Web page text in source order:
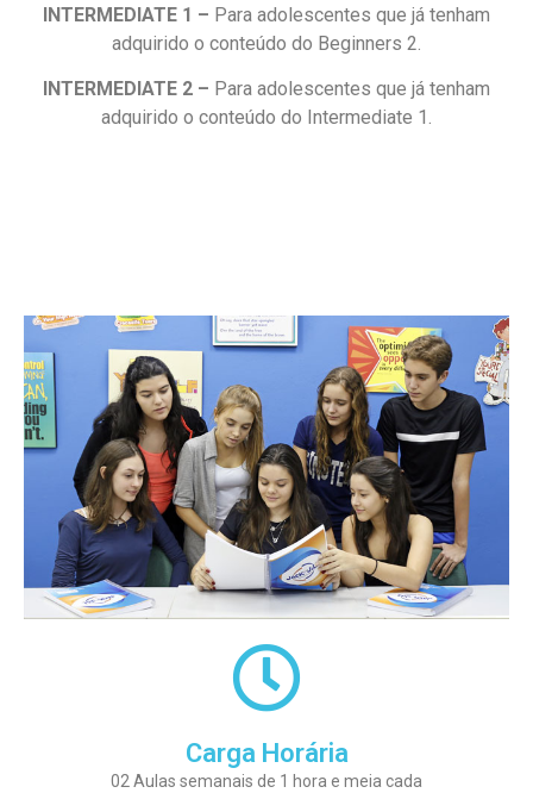
Carga Horária
02 Aulas semanais de 1 hora e meia cada
INTERMEDIATE 1 – Para adolescentes que já tenham
adquirido o conteúdo do Beginners 2.
INTERMEDIATE 2 – Para adolescentes que já tenham
adquirido o conteúdo do Intermediate 1.